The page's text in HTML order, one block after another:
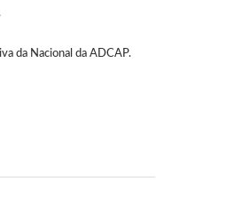
da Nacional da ADCAP.